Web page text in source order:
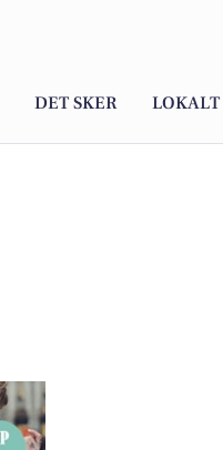
DET SKER